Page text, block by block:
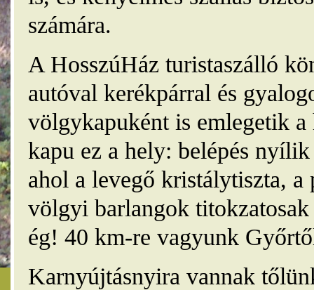
számára.
A HosszúHáz turistaszálló
autóval kerékpárral és
völgykapuként is emlegetik
kapu ez a hely: belépés
ahol a levegő kristálytiszta, a
völgyi barlangok
ég! 40 km-re vagyunk
Karnyújtásnyira vannak